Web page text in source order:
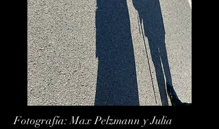
Fotografía: Max Pelzmann y Julia